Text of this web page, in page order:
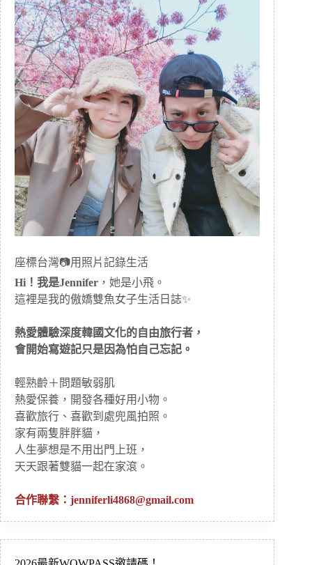
座標台灣📷用照片記錄生活
Hi！我是Jennifer ，她是小飛。
這裡是我的傲嬌雙魚女子生活日誌✨
熱愛體驗深度韓國文化的自由旅行者，
會開始寫遊記只是因為怕自己忘記。
輕熟齡＋問題敏弱肌
熱愛保養，開發各種好用小物。
喜歡旅行、喜歡到處兜風拍照。
家有兩隻胖胖貓，
人生夢想是不用出門上班，
天天跟著雙貓一起在家滾。
合作聯繫： jenniferli4868@gmail.com